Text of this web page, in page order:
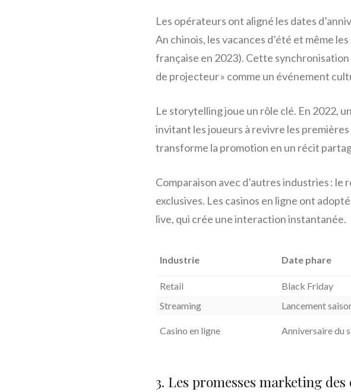
Les opérateurs ont aligné les dates
An chinois, les vacances d’été et même
française en 2023). Cette
de projecteur » comme un événement
Le storytelling joue un rôle clé. En 2022,
invitant les joueurs à revivre les
transforme la promotion en un récit
Comparaison avec d’autres industries :
exclusives. Les casinos en ligne ont
live, qui crée une interaction instantanée.
Industrie Date phare
Retail
Black Friday
Streaming
Lancement
Casino en ligne Anniversaire du
3. Les promesses marketing